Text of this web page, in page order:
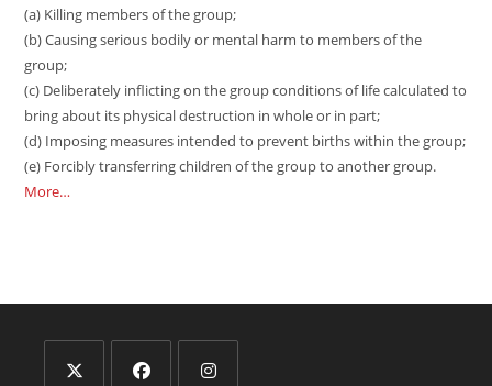
(a) Killing members of the group;
(b) Causing serious bodily or mental harm to members of the
group;
(c) Deliberately inflicting on the group conditions of life calculated to
bring about its physical destruction in whole or in part;
(d) Imposing measures intended to prevent births within the group;
(e) Forcibly transferring children of the group to another group.
More…